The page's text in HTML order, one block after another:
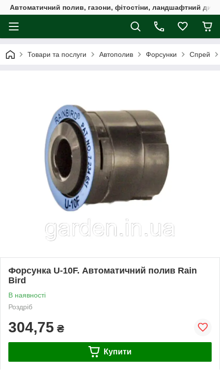
Автоматичний полив, газони, фітостіни, ландшафтний
Товари та послуги Автополив Форсунки Спрей
Форсунка U-10F. Автоматичний полив Rain
Bird
В наявності
Роздріб
304,75 ₴
Купити